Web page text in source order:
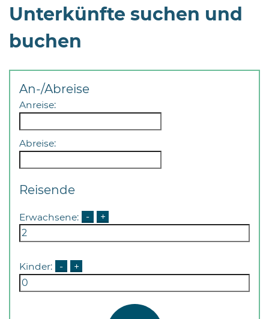
und
sowie
außerhalb
Öffnungszeiten
nach
Unterkünfte suchen und
buchen
An-/Abreise
Anreise:
Abreise:
Reisende
Erwachsene: - +
Kinder: - +